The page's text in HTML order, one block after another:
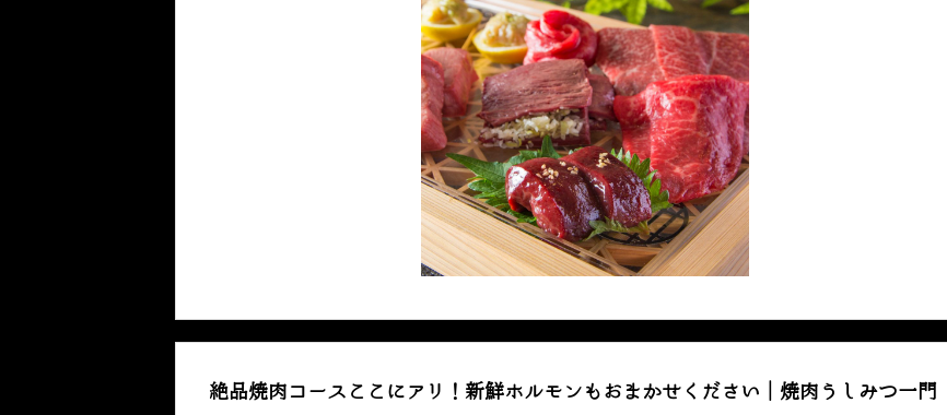
絶品焼肉コースここにアリ！新鮮ホルモンもおまかせください｜焼肉うしみつ一門